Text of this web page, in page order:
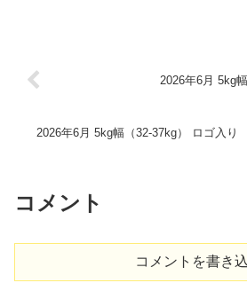
2026年6月 5kg
2026年6月 5kg幅（32-37kg） ロゴ入り
コメント
コメントを書き